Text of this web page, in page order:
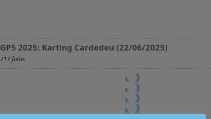
GP5 2025: Karting Cardedeu (22/06/2025)
717 fotos